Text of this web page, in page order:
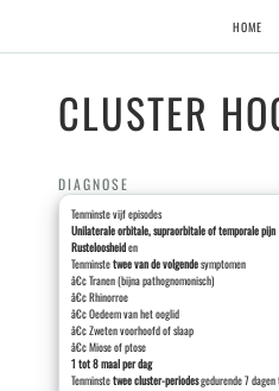
HOME
CLUSTER
DIAGNOSE
Tenminste vijf episodes
Unilaterale orbitale, supraorbitale of temporale pijn
Rusteloosheiden
Tenminstetwee van de volgendesymptomen
â€¢ Tranen (bijna pathognomonisch)
â€¢ Rhinorroe
â€¢ Oedeem van het ooglid
â€¢ Zweten voorhoofd of slaap
â€¢ Miose of ptose
1 tot 8 maal per dag
Tenminstetwee cluster-periodesgedurende 7